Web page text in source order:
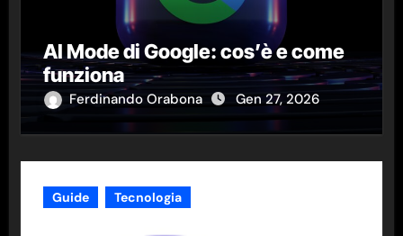
AI Mode di Google: cos’è e come
funziona
Ferdinando Orabona Gen 27, 2026
Guide Tecnologia